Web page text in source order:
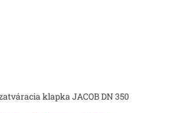
klapka JACOB DN 350